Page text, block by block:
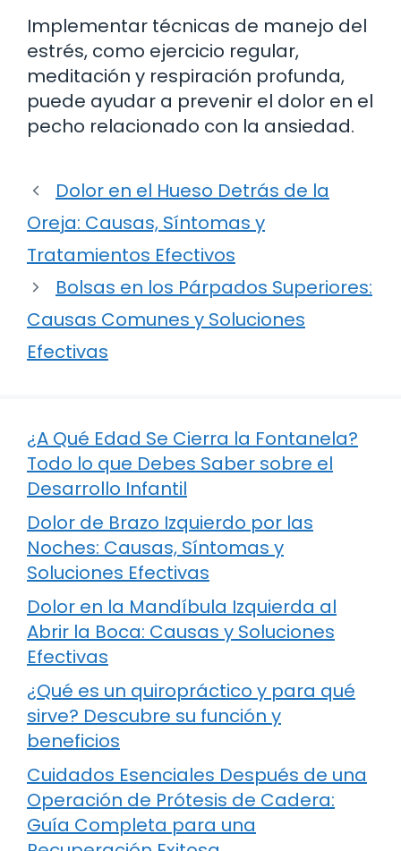
Implementar técnicas de manejo del
estrés, como ejercicio regular,
meditación y respiración profunda,
puede ayudar a prevenir el dolor en el
pecho relacionado con la ansiedad.
Dolor en el Hueso Detrás de la
Oreja: Causas, Síntomas y
Tratamientos Efectivos
Bolsas en los Párpados Superiores:
Causas Comunes y Soluciones
Efectivas
¿A Qué Edad Se Cierra la Fontanela?
Todo lo que Debes Saber sobre el
Desarrollo Infantil
Dolor de Brazo Izquierdo por las
Noches: Causas, Síntomas y
Soluciones Efectivas
Dolor en la Mandíbula Izquierda al
Abrir la Boca: Causas y Soluciones
Efectivas
¿Qué es un quiropráctico y para qué
sirve? Descubre su función y
beneficios
Cuidados Esenciales Después de una
Operación de Prótesis de Cadera:
Guía Completa para una